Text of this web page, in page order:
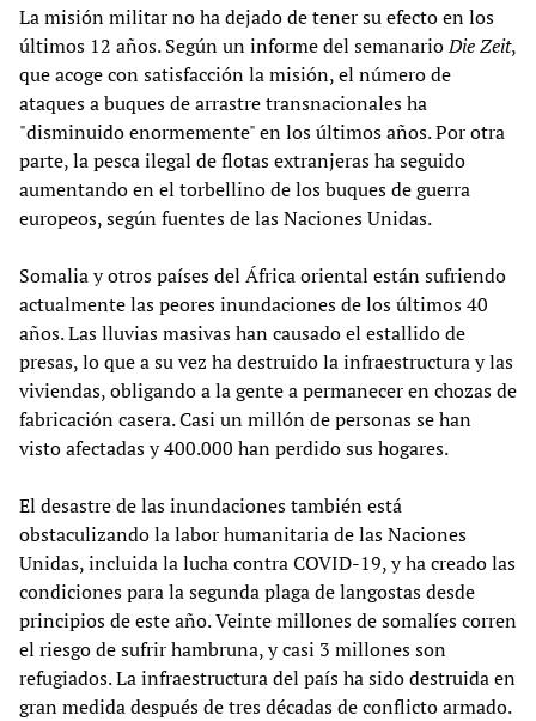
La misión militar no ha dejado de tener su efecto en los
últimos 12 años. Según un informe del semanarioDie Zeit,
que acoge con satisfacción la misión, el número de
ataques a buques de arrastre transnacionales ha
"disminuido enormemente" en los últimos años. Por otra
parte, la pesca ilegal de flotas extranjeras ha seguido
aumentando en el torbellino de los buques de guerra
europeos, según fuentes de las Naciones Unidas.
Somalia y otros países del África oriental están sufriendo
actualmente las peores inundaciones de los últimos 40
años. Las lluvias masivas han causado el estallido de
presas, lo que a su vez ha destruido la infraestructura y las
viviendas, obligando a la gente a permanecer en chozas de
fabricación casera. Casi un millón de personas se han
visto afectadas y 400.000 han perdido sus hogares.
El desastre de las inundaciones también está
obstaculizando la labor humanitaria de las Naciones
Unidas, incluida la lucha contra COVID-19, y ha creado las
condiciones para la segunda plaga de langostas desde
principios de este año. Veinte millones de somalíes corren
el riesgo de sufrir hambruna, y casi 3 millones son
refugiados. La infraestructura del país ha sido destruida en
gran medida después de tres décadas de conflicto armado.